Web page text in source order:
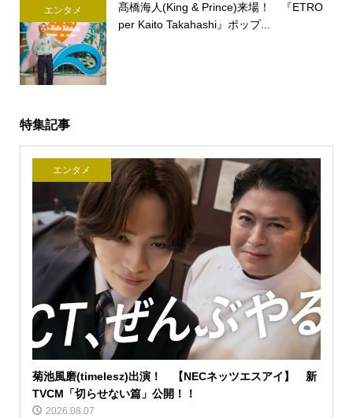
エンタメ
髙橋海人(King & Prince)来場！ 『ETRO
per Kaito Takahashi』ポップ...
特集記事
エンタメ
菊池風磨(timelesz)出演！ 【NECネッツエスアイ】 新
TVCM「切らせない篇」公開！！
2026.08.07